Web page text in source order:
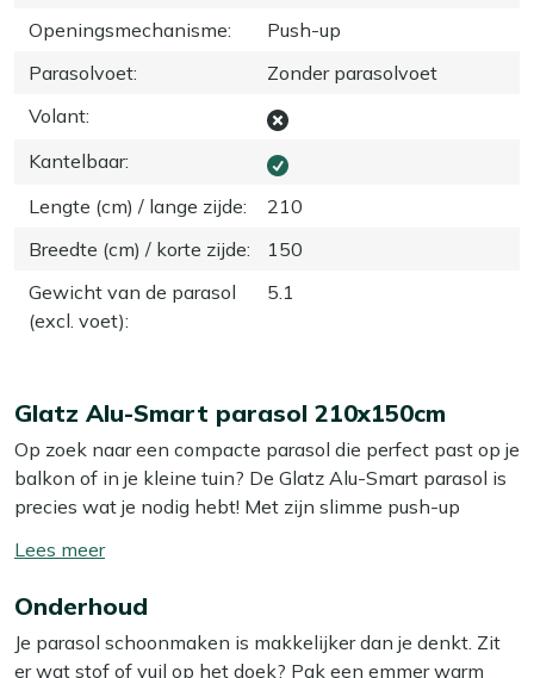
Openingsmechanisme:
Push-up
Parasolvoet:
Zonder parasolvoet
Volant:
Kantelbaar:
Lengte (cm) / lange zijde:
210
Breedte (cm) / korte zijde:
150
Gewicht van de parasol
(excl. voet):
5.1
Glatz Alu-Smart parasol 210x150cm
Op zoek naar een compacte parasol die perfect past op je
balkon of in je kleine tuin? De Glatz Alu-Smart parasol is
precies wat je nodig hebt! Met zijn slimme push-up
perfecte schaduwplek creëert. De taupe kleur zorgt voor
Deze parasol is ideaal voor een knus ontbijt of een
ontspannen middag in de schaduw. Geniet van je
Toon/verberg
meer
Onderhoud
Je parasol schoonmaken is makkelijker dan je denkt. Zit
er wat stof of vuil op het doek? Pak een emmer warm